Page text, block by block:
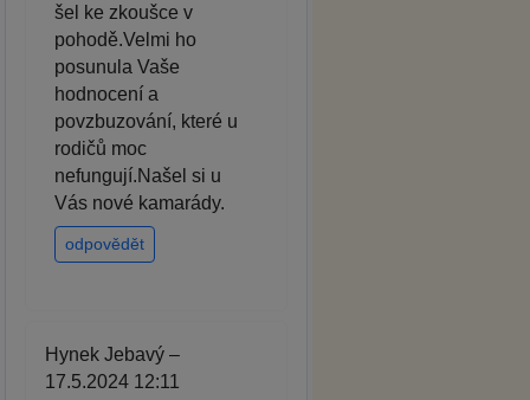
šel ke zkoušce v
pohodě.Velmi ho
posunula Vaše
hodnocení a
povzbuzování, které u
rodičů moc
nefungují.Našel si u
Vás nové kamarády.
odpovědět
Hynek Jebavý –
17.5.2024 12:11